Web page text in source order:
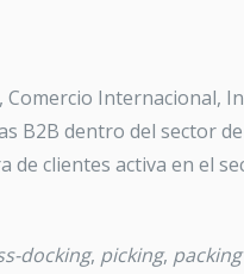
Comercio Internacional,
B2B dentro del sector
de clientes activa en el
docking, picking, packing